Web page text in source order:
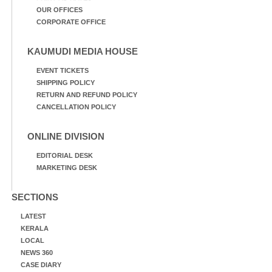
OUR OFFICES
CORPORATE OFFICE
KAUMUDI MEDIA HOUSE
EVENT TICKETS
SHIPPING POLICY
RETURN AND REFUND POLICY
CANCELLATION POLICY
ONLINE DIVISION
EDITORIAL DESK
MARKETING DESK
SECTIONS
LATEST
KERALA
LOCAL
NEWS 360
CASE DIARY